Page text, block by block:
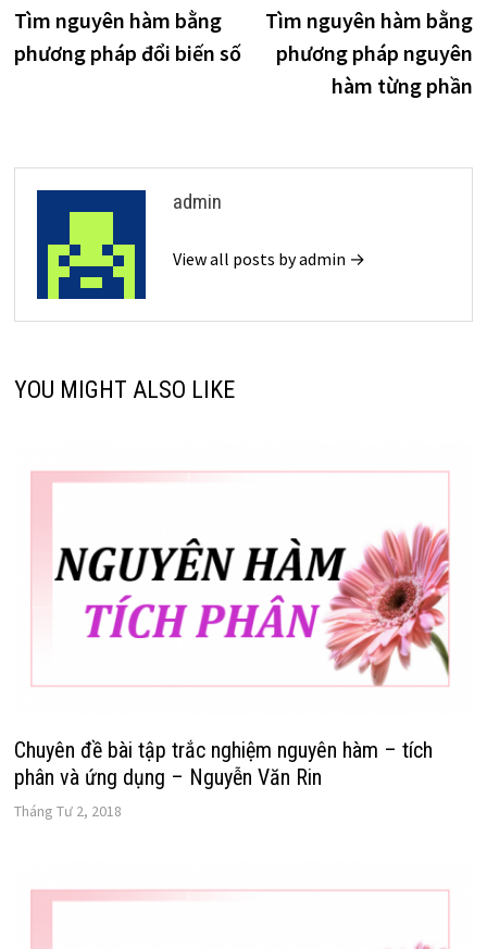
hướng
bài
post:
Tìm nguyên hàm bằng
phương pháp đổi biến số
Tìm nguyên hàm bằng
phương pháp nguyên
hàm từng phần
admin
View all posts by admin →
YOU MIGHT ALSO LIKE
Chuyên đề bài tập trắc nghiệm nguyên hàm – tích
phân và ứng dụng – Nguyễn Văn Rin
Tháng Tư 2, 2018